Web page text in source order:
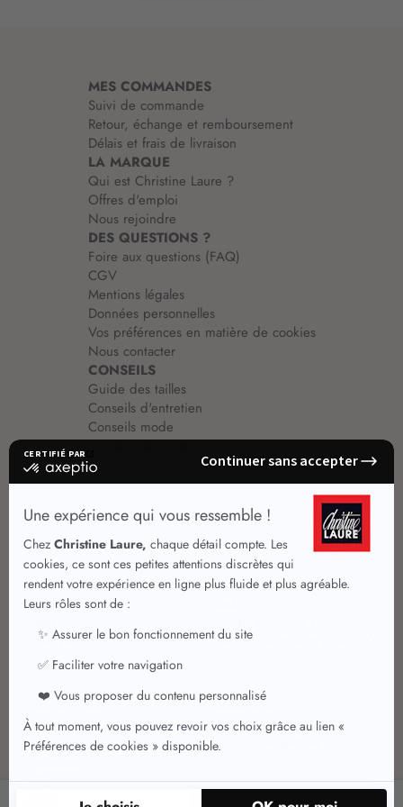
MES COMMANDES
Suivi de commande
Retour, échange et remboursement
Délais et frais de livraison
LA MARQUE
Qui est Christine Laure ?
Offres d'emploi
Nous rejoindre
DES QUESTIONS ?
Foire aux questions (FAQ)
CGV
Mentions légales
Données personnelles
Vos préférences en matière de cookies
Nous contacter
CONSEILS
Guide des tailles
Conseils d'entretien
Conseils mode
Guide vêtements
Vêtements pour femmes
Vêtements de qualité
Robes
Jupes chic
Jupes été
Chemisiers
T shirts manches courtes 3/4
Pulls et Gilets
Jeans
Pantalons
Tailleurs
Vestes chic
Manteaux Parkas
Nouvelle collection